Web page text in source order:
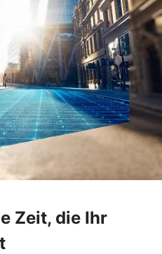
Zeit, die Ihr